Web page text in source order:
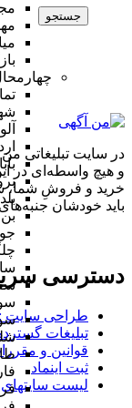
بن
جستجو
در سایت تبلیغاتی
و هیچ واسطه‌ای در
خرید و فروشِ شما،
باید خودشان
دسترسی
طراحی سایت
تبلیغات
قوانین و
ثبت اینماد
لیست سایتهای